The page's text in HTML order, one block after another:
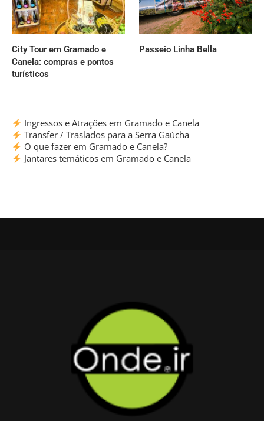
City Tour em Gramado e
Canela: compras e pontos
turísticos
Passeio Linha Bella
Ingressos e Atrações em Gramado e Canela
Transfer / Traslados para a Serra Gaúcha
O que fazer em Gramado e Canela?
Jantares temáticos em Gramado e Canela